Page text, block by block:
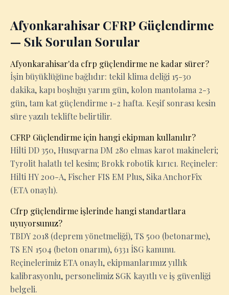
Afyonkarahisar CFRP Güçlendirme
— Sık Sorulan Sorular
Afyonkarahisar'da cfrp güçlendirme ne kadar sürer?
İşin büyüklüğüne bağlıdır: tekil klima deliği 15-30
dakika, kapı boşluğu yarım gün, kolon mantolama 2-3
gün, tam kat güçlendirme 1-2 hafta. Keşif sonrası kesin
süre yazılı teklifte belirtilir.
CFRP Güçlendirme için hangi ekipman kullanılır?
Hilti DD 350, Husqvarna DM 280 elmas karot makineleri;
Tyrolit halatlı tel kesim; Brokk robotik kırıcı. Reçineler:
Hilti HY 200-A, Fischer FIS EM Plus, Sika AnchorFix
(ETA onaylı).
Cfrp güçlendirme işlerinde hangi standartlara
uyuyorsunuz?
TBDY 2018 (deprem yönetmeliği), TS 500 (betonarme),
TS EN 1504 (beton onarım), 6331 İSG kanunu.
Reçinelerimiz ETA onaylı, ekipmanlarımız yıllık
kalibrasyonlu, personelimiz SGK kayıtlı ve iş güvenliği
belgeli.